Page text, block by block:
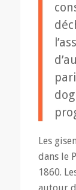
Les
dans le
1860.